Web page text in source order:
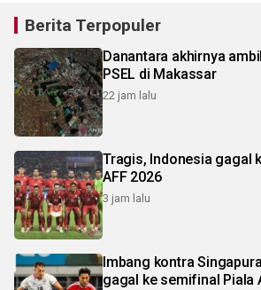
Berita Terpopuler
Danantara akhirnya
PSEL di Makassar
22 jam lalu
Tragis, Indonesia gagal
AFF 2026
3 jam lalu
Imbang kontra
gagal ke semifinal Piala